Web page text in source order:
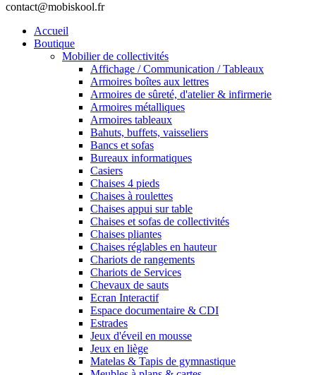
contact@mobiskool.fr
Accueil
Boutique
Mobilier de collectivités
Affichage / Communication / Tableaux
Armoires boîtes aux lettres
Armoires de sûreté, d'atelier & infirmerie
Armoires métalliques
Armoires tableaux
Bahuts, buffets, vaisseliers
Bancs et sofas
Bureaux informatiques
Casiers
Chaises 4 pieds
Chaises à roulettes
Chaises appui sur table
Chaises et sofas de collectivités
Chaises pliantes
Chaises réglables en hauteur
Chariots de rangements
Chariots de Services
Chevaux de sauts
Ecran Interactif
Espace documentaire & CDI
Estrades
Jeux d'éveil en mousse
Jeux en liège
Matelas & Tapis de gymnastique